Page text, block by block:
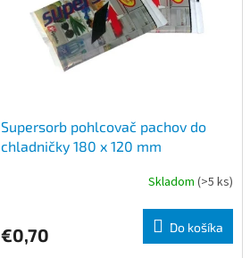
Supersorb pohlcovač pachov do
chladničky 180 x 120 mm
Skladom (>5 ks)
€0,70 Do košíka